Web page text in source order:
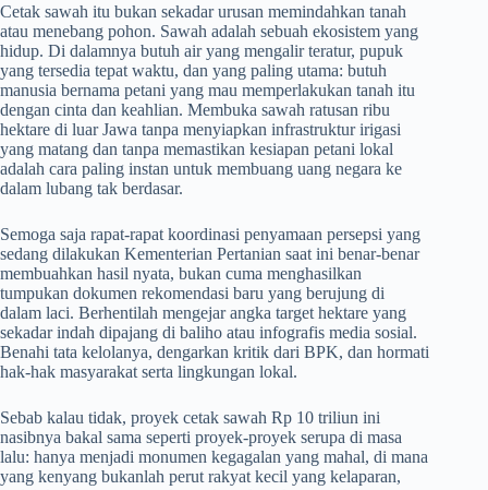
Cetak sawah itu bukan sekadar urusan memindahkan tanah
atau menebang pohon. Sawah adalah sebuah ekosistem yang
hidup. Di dalamnya butuh air yang mengalir teratur, pupuk
yang tersedia tepat waktu, dan yang paling utama: butuh
manusia bernama petani yang mau memperlakukan tanah itu
dengan cinta dan keahlian. Membuka sawah ratusan ribu
hektare di luar Jawa tanpa menyiapkan infrastruktur irigasi
yang matang dan tanpa memastikan kesiapan petani lokal
adalah cara paling instan untuk membuang uang negara ke
dalam lubang tak berdasar.
Semoga saja rapat-rapat koordinasi penyamaan persepsi yang
sedang dilakukan Kementerian Pertanian saat ini benar-benar
membuahkan hasil nyata, bukan cuma menghasilkan
tumpukan dokumen rekomendasi baru yang berujung di
dalam laci. Berhentilah mengejar angka target hektare yang
sekadar indah dipajang di baliho atau infografis media sosial.
Benahi tata kelolanya, dengarkan kritik dari BPK, dan hormati
hak-hak masyarakat serta lingkungan lokal.
Sebab kalau tidak, proyek cetak sawah Rp 10 triliun ini
nasibnya bakal sama seperti proyek-proyek serupa di masa
lalu: hanya menjadi monumen kegagalan yang mahal, di mana
yang kenyang bukanlah perut rakyat kecil yang kelaparan,